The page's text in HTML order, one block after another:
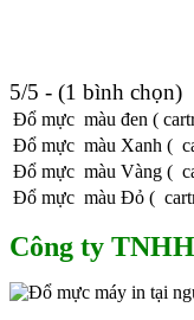
5/5 - (1 bình chọn)
Đổ mực màu đen (
Đổ mực màu Xanh (
Đổ mực màu Vàng (
Đổ mực màu Đỏ (
Công ty